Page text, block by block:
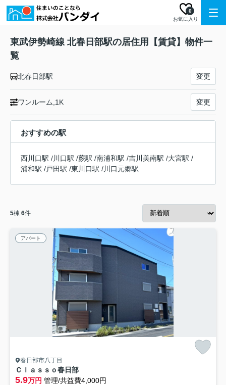
お気に入り
0
東武伊勢崎線 北春日部駅の居住用【賃貸】物件一
覧
北春日部駅 変更
ワンルーム,1K 変更
おすすめの駅
西川口駅 /川口駅 /蕨駅 /南浦和駅 /吉川美南駅 /大宮駅 /
浦和駅 /戸田駅 /東川口駅 /川口元郷駅
5棟 6件
アパート
春日部市八丁目
Ｃｌａｓｓｏ春日部
5.9万円 管理/共益費4,000円